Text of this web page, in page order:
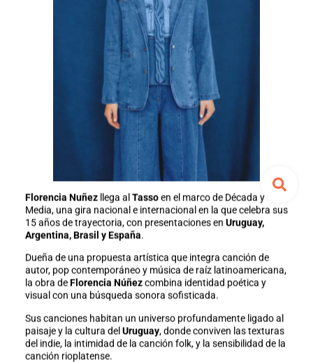
Florencia Nuñezllega alTassoen el marco de Década y
Media, una gira nacional e internacional en la que celebra sus
15 años de trayectoria, con presentaciones en Uruguay,
Argentina, Brasil y España.
Dueña de una propuesta artística que integra canción de
autor, pop contemporáneo y música de raíz latinoamericana,
la obra deFlorencia Núñezcombina identidad poética y
visual con una búsqueda sonora sofisticada.
Sus canciones habitan un universo profundamente ligado al
paisaje y la cultura delUruguay, donde conviven las texturas
del indie, la intimidad de la canción folk, y la sensibilidad de la
canción rioplatense.